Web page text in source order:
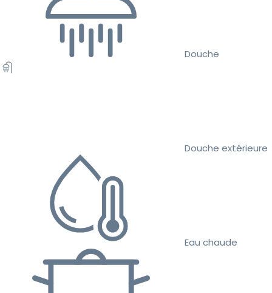
Douche
Douche extérieure
Eau chaude